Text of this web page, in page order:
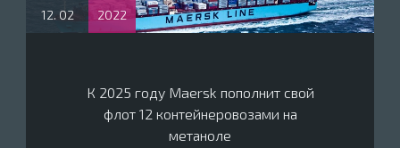
12. 02 2022
К 2025 году Maersk пополнит свой
флот 12 контейнеровозами на
метаноле